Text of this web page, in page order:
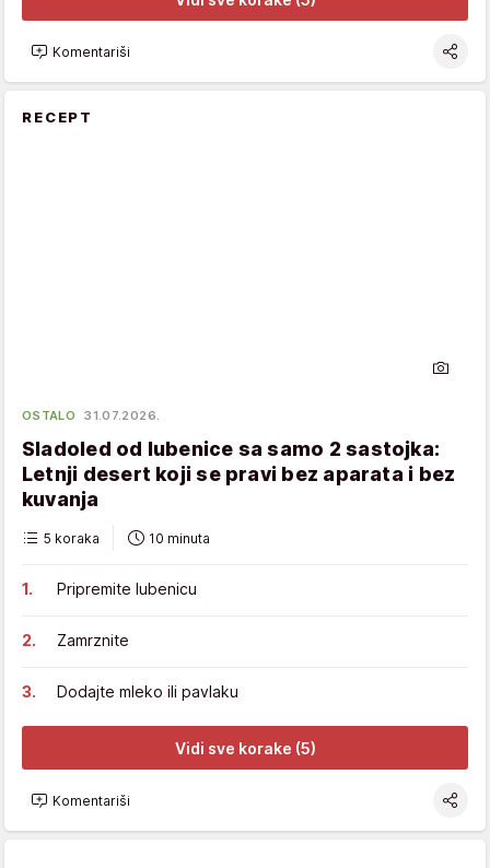
Komentariši
RECEPT
OSTALO 31.07.2026.
Sladoled od lubenice sa samo 2 sastojka:
Letnji desert koji se pravi bez aparata i bez
kuvanja
5 koraka 10 minuta
Pripremite lubenicu
Zamrznite
Dodajte mleko ili pavlaku
Vidi sve korake (5)
Komentariši